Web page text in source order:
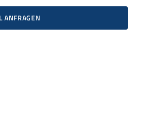
ANFRAGEN